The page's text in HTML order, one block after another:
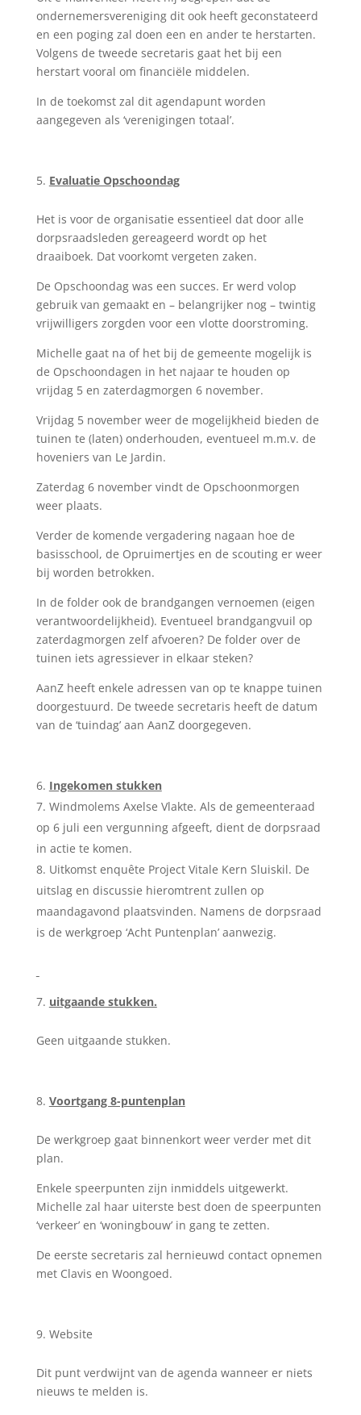
ondernemersvereniging dit ook heeft geconstateerd
en een poging zal doen een en ander te herstarten.
Volgens de tweede secretaris gaat het bij een
herstart vooral om financiële middelen.
In de toekomst zal dit agendapunt worden
aangegeven als ‘verenigingen totaal’.
Evaluatie Opschoondag
Het is voor de organisatie essentieel dat door alle
dorpsraadsleden gereageerd wordt op het
draaiboek. Dat voorkomt vergeten zaken.
De Opschoondag was een succes. Er werd volop
gebruik van gemaakt en – belangrijker nog – twintig
vrijwilligers zorgden voor een vlotte doorstroming.
Michelle gaat na of het bij de gemeente mogelijk is
de Opschoondagen in het najaar te houden op
vrijdag 5 en zaterdagmorgen 6 november.
Vrijdag 5 november weer de mogelijkheid bieden de
tuinen te (laten) onderhouden, eventueel m.m.v. de
hoveniers van Le Jardin.
Zaterdag 6 november vindt de Opschoonmorgen
weer plaats.
Verder de komende vergadering nagaan hoe de
basisschool, de Opruimertjes en de scouting er weer
bij worden betrokken.
In de folder ook de brandgangen vernoemen (eigen
verantwoordelijkheid). Eventueel brandgangvuil op
zaterdagmorgen zelf afvoeren? De folder over de
tuinen iets agressiever in elkaar steken?
AanZ heeft enkele adressen van op te knappe tuinen
doorgestuurd. De tweede secretaris heeft de datum
van de ‘tuindag’ aan AanZ doorgegeven.
Ingekomen stukken
Windmolems Axelse Vlakte. Als de gemeenteraad
op 6 juli een vergunning afgeeft, dient de dorpsraad
in actie te komen.
Uitkomst enquête Project Vitale Kern Sluiskil. De
uitslag en discussie hieromtrent zullen op
maandagavond plaatsvinden. Namens de dorpsraad
is de werkgroep ‘Acht Puntenplan’ aanwezig.
uitgaande stukken.
Geen uitgaande stukken.
Voortgang 8-puntenplan
De werkgroep gaat binnenkort weer verder met dit
plan.
Enkele speerpunten zijn inmiddels uitgewerkt.
Michelle zal haar uiterste best doen de speerpunten
‘verkeer’ en ‘woningbouw’ in gang te zetten.
De eerste secretaris zal hernieuwd contact opnemen
met Clavis en Woongoed.
Website
Dit punt verdwijnt van de agenda wanneer er niets
nieuws te melden is.